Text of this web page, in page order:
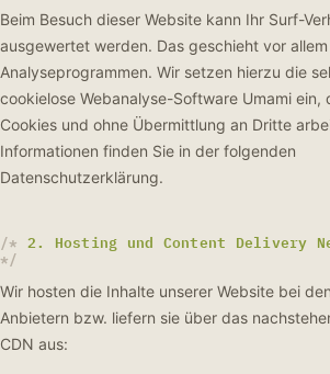
Beim Besuch dieser Website kann Ihr Surf-
ausgewertet werden. Das geschieht vor
Analyseprogrammen. Wir setzen hierzu die
cookielose Webanalyse-Software Umami ein,
Cookies und ohne Übermittlung an Dritte
Informationen finden Sie in der folgenden
Datenschutzerklärung.
2. Hosting und Content Delivery
Wir hosten die Inhalte unserer Website bei
Anbietern bzw. liefern sie über das
CDN aus: